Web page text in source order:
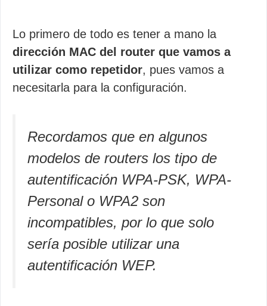
Lo primero de todo es tener a mano la
dirección MAC del router que vamos a
utilizar como repetidor, pues vamos a
necesitarla para la configuración.
Recordamos que en algunos
modelos de routers los tipo de
autentificación WPA-PSK, WPA-
Personal o WPA2 son
incompatibles, por lo que solo
sería posible utilizar una
autentificación WEP.